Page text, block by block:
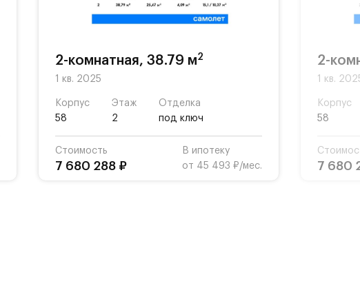
2-комнатная, 38.79 м2
1 кв. 2025
Корпус
58
Этаж
2
Отделка
под ключ
Стоимость
7 680 288 ₽
В ипотеку
от 45 493 ₽/мес.
2-
1 кв.
Корпус
58
7 680